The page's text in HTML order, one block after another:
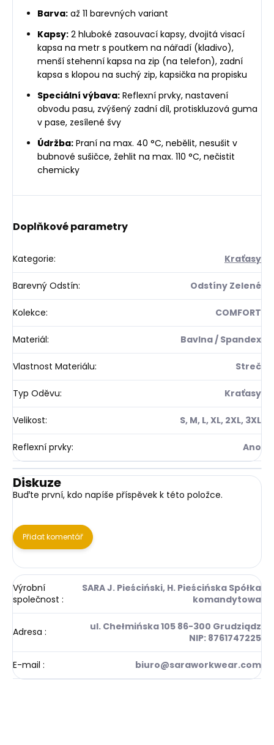
Barva: až 11 barevných variant
Kapsy: 2 hluboké zasouvací kapsy, dvojitá visací
kapsa na metr s poutkem na nářadí (kladivo),
menší stehenní kapsa na zip (na telefon), zadní
kapsa s klopou na suchý zip, kapsička na propisku
Speciální výbava: Reflexní prvky, nastavení
obvodu pasu, zvýšený zadní díl, protiskluzová guma
v pase, zesílené švy
Údržba: Praní na max. 40 °C, nebělit, nesušit v
bubnové sušičce, žehlit na max. 110 °C, nečistit
chemicky
Doplňkové parametry
Kategorie: Kraťasy
Barevný Odstín: Odstíny Zelené
Kolekce: COMFORT
Materiál: Bavlna / Spandex
Vlastnost Materiálu: Streč
Typ Oděvu: Kraťasy
Velikost: S, M, L, XL, 2XL, 3XL
Reflexní prvky: Ano
Diskuze
Buďte první, kdo napíše příspěvek k této položce.
Přidat komentář
Výrobní
společnost :
SARA J. Pieściński, H. Pieścińska Spółka
komandytowa
Adresa :
ul. Chełmińska 105 86-300 Grudziądz
NIP: 8761747225
E-mail : biuro@saraworkwear.com